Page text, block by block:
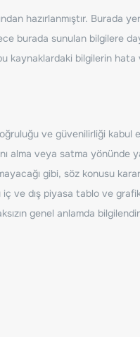
hazırlanmıştır. Burada
burada sunulan bilgilere
kaynaklardaki bilgilerin
ve güvenilirliği kabul
alma veya satma yönünde
gibi, söz konusu
ve dış piyasa tablo ve
genel anlamda